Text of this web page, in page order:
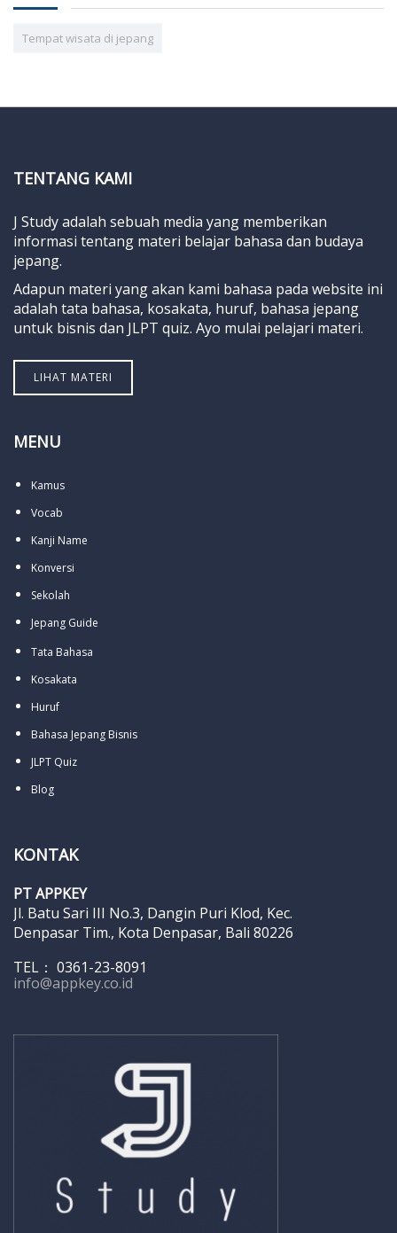
Tempat wisata di jepang
TENTANG KAMI
J Study adalah sebuah media yang memberikan
informasi tentang materi belajar bahasa dan budaya
jepang.
Adapun materi yang akan kami bahasa pada website ini
adalah tata bahasa, kosakata, huruf, bahasa jepang
untuk bisnis dan JLPT quiz. Ayo mulai pelajari materi.
LIHAT MATERI
MENU
Kamus
Vocab
Kanji Name
Konversi
Sekolah
Jepang Guide
Tata Bahasa
Kosakata
Huruf
Bahasa Jepang Bisnis
JLPT Quiz
Blog
KONTAK
PT APPKEY
Jl. Batu Sari III No.3, Dangin Puri Klod, Kec.
Denpasar Tim., Kota Denpasar, Bali 80226
TEL： 0361-23-8091
info@appkey.co.id